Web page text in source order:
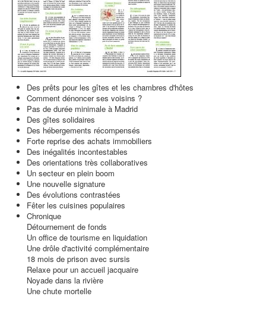
Des prêts pour les gîtes et les chambres d'hôtes
Comment dénoncer ses voisins ?
Pas de durée minimale à Madrid
Des gîtes solidaires
Des hébergements récompensés
Forte reprise des achats immobiliers
Des inégalités incontestables
Des orientations très collaboratives
Un secteur en plein boom
Une nouvelle signature
Des évolutions contrastées
Fêter les cuisines populaires
Chronique
Détournement de fonds
Un office de tourisme en liquidation
Une drôle d'activité complémentaire
18 mois de prison avec sursis
Relaxe pour un accueil jacquaire
Noyade dans la rivière
Une chute mortelle